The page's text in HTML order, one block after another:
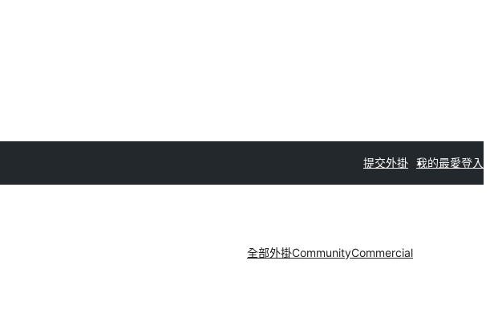
提交外掛 我的最愛登入
全部外掛CommunityCommercial